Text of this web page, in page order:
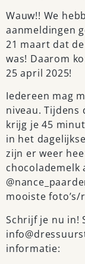
Wauw!! We
aanmeldingen
21 maart dat
was! Daarom
25 april 2025!
Iedereen mag
niveau. Tijdens
krijg je 45
in het
zijn er weer
chocolademelk
mooiste
Schrijf je nu in!
informatie: